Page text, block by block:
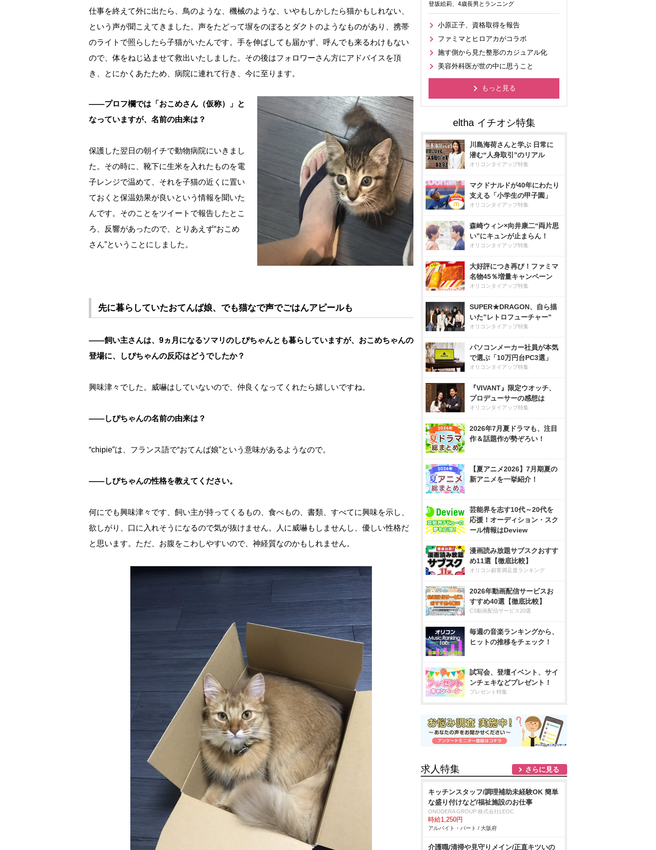
仕事を終えて外に出たら、鳥のような、機械のような、いやもしかしたら猫かもしれない、
という声が聞こえてきました。声をたどって塀をのぼるとダクトのようなものがあり、携帯
のライトで照らしたら子猫がいたんです。手を伸ばしても届かず、呼んでも来るわけもない
ので、体をねじ込ませて救出いたしました。その後はフォロワーさん方にアドバイスを頂
き、とにかくあたため、病院に連れて行き、今に至ります。
――プロフ欄では「おこめさん（仮称）」と
なっていますが、名前の由来は？
保護した翌日の朝イチで動物病院にいきまし
た。その時に、靴下に生米を入れたものを電
子レンジで温めて、それを子猫の近くに置い
ておくと保温効果が良いという情報を聞いた
んです。そのことをツイートで報告したとこ
ろ、反響があったので、とりあえず“おこめ
さん”ということにしました。
先に暮らしていたおてんば娘、でも猫なで声でごはんアピールも
――飼い主さんは、9ヵ月になるソマリのしぴちゃんとも暮らしていますが、おこめちゃんの
登場に、しぴちゃんの反応はどうでしたか？
興味津々でした。威嚇はしていないので、仲良くなってくれたら嬉しいですね。
――しぴちゃんの名前の由来は？
“chipie”は、フランス語で“おてんば娘”という意味があるようなので。
――しぴちゃんの性格を教えてください。
何にでも興味津々です、飼い主が持ってくるもの、食べもの、書類、すべてに興味を示し、
欲しがり、口に入れそうになるので気が抜けません。人に威嚇もしませんし、優しい性格だ
と思います。ただ、お腹をこわしやすいので、神経質なのかもしれません。
登坂絵莉、4歳長男とランニング
小原正子、資格取得を報告
ファミマとヒロアカがコラボ
施す側から見た整形のカジュアル化
美容外科医が世の中に思うこと
もっと見る
川島海荷さんと学ぶ 日常に
潜む“人身取引”のリアル
オリコンタイアップ特集
マクドナルドが40年にわたり
支える「小学生の甲子園」
オリコンタイアップ特集
森崎ウィン×向井康二“両片思
い”にキュンが止まらん！
オリコンタイアップ特集
大好評につき再び！ファミマ
名物45％増量キャンペーン
オリコンタイアップ特集
SUPER★DRAGON、自ら描
いた”レトロフューチャー”
オリコンタイアップ特集
パソコンメーカー社員が本気
で選ぶ「10万円台PC3選」
オリコンタイアップ特集
『VIVANT』限定ウオッチ、
プロデューサーの感想は
オリコンタイアップ特集
2026年7月夏ドラマも、注目
作＆話題作が勢ぞろい！
【夏アニメ2026】7月期夏の
新アニメを一挙紹介！
芸能界を志す10代～20代を
応援！オーディション・スク
ール情報はDeview
漫画読み放題サブスクおすす
め11選【徹底比較】
オリコン顧客満足度ランキング
2026年動画配信サービスお
すすめ40選【徹底比較】
CS動画配信サービス20選
毎週の音楽ランキングから、
ヒットの推移をチェック！
試写会、登壇イベント、サイ
ンチェキなどプレゼント！
プレゼント特集
求人特集 さらに見る
キッチンスタッフ/調理補助未経験OK 簡単
な盛り付けなど/福祉施設のお仕事
ONODERA GROUP 株式会社LEOC
時給1,250円
アルバイト・パート / 大阪府
介護職/清掃や見守りメイン/正直キツいの